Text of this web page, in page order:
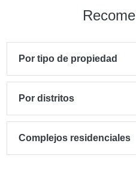
Por tipo de propiedad
Por distritos
Complejos residenciales